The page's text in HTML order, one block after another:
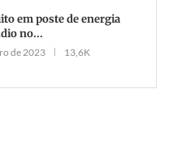
em poste de energia
no...
de 2023
13,6K